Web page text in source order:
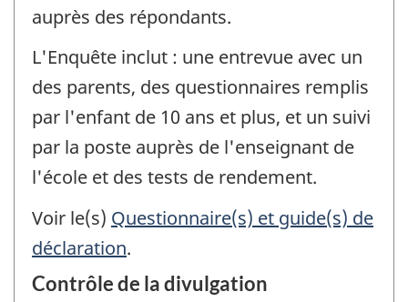
auprès des répondants.
L'Enquête inclut : une entrevue avec un
des parents, des questionnaires remplis
par l'enfant de 10 ans et plus, et un suivi
par la poste auprès de l'enseignant de
l'école et des tests de rendement.
Voir le(s) Questionnaire(s) et guide(s) de
déclaration.
Contrôle de la divulgation